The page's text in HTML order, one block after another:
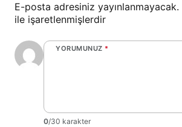
E-posta adresiniz yayınlanmayacak.
ile işaretlenmişlerdir
YORUMUNUZ *
0/30 karakter